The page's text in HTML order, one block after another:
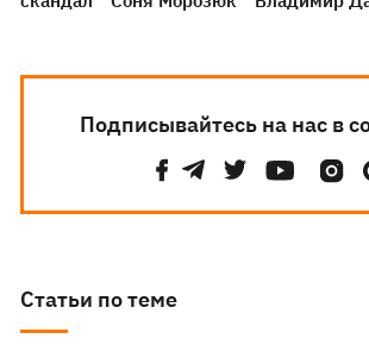
Подписывайтесь на нас в
Статьи по теме